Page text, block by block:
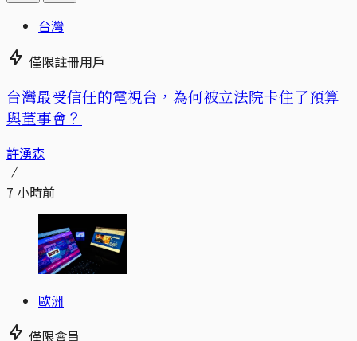
台灣
僅限註冊用戶
台灣最受信任的電視台，為何被立法院卡住了預算
與董事會？
許湧森
7 小時前
歐洲
僅限會員